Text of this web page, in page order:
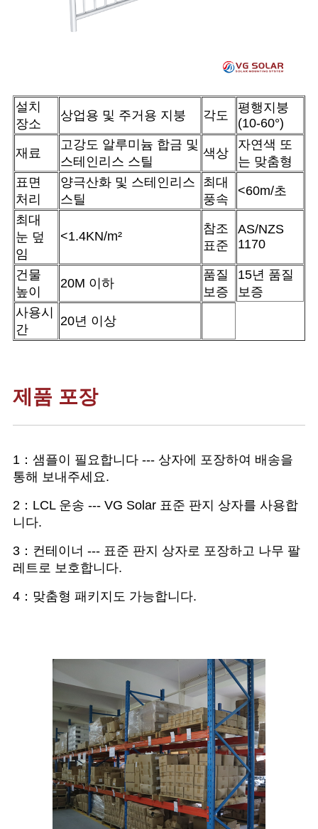
설치
장소
상업용 및 주거용 지붕 각도
평행지붕
(10-60°)
재료
고강도 알루미늄 합금 및
스테인리스 스틸
색상
자연색 또
는 맞춤형
표면
처리
양극산화 및 스테인리스
스틸
최대
풍속
<60m/초
최대
눈 덮
임
<1.4KN/m²
참조
표준
AS/NZS
1170
건물
높이
20M 이하
품질
보증
15년 품질
보증
사용시
간
20년 이상
제품 포장
1：샘플이 필요합니다 --- 상자에 포장하여 배송을
통해 보내주세요.
2：LCL 운송 --- VG Solar 표준 판지 상자를 사용합
니다.
3：컨테이너 --- 표준 판지 상자로 포장하고 나무 팔
레트로 보호합니다.
4：맞춤형 패키지도 가능합니다.